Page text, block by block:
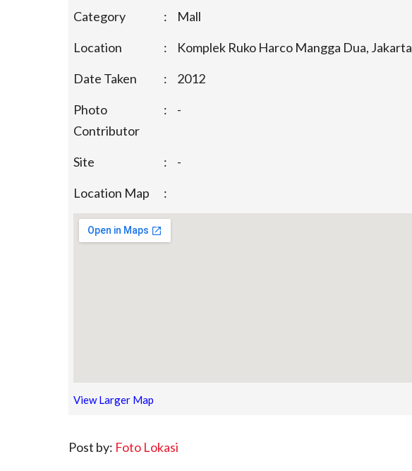
Category
:
Mall
Location
:
Komplek Ruko Harco Mangga Dua, Jakarta
Date Taken
:
2012
Photo
Contributor
: -
Site :
-
Location Map
:
View Larger Map
Post by: Foto Lokasi